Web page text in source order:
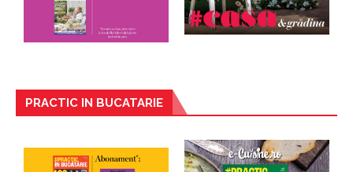
PRACTIC IN BUCATARIE